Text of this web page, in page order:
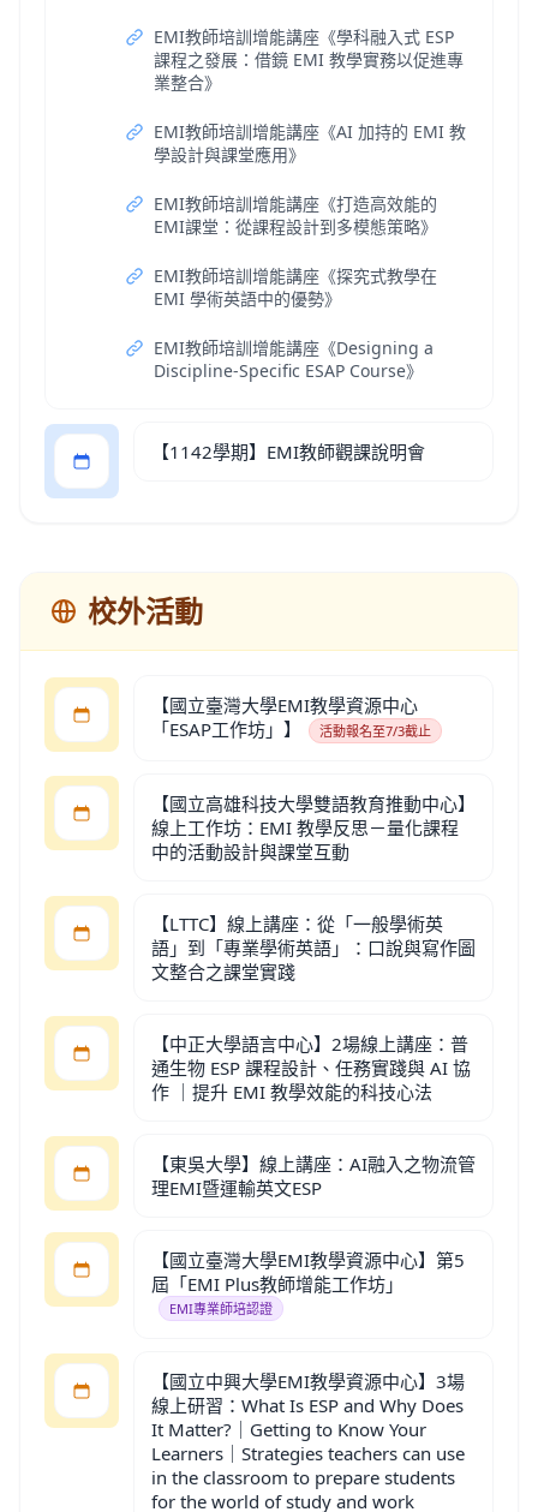
EMI教師培訓增能講座《學科融入式 ESP
課程之發展：借鏡 EMI 教學實務以促進專
業整合》
EMI教師培訓增能講座《AI 加持的 EMI 教
學設計與課堂應用》
EMI教師培訓增能講座《打造高效能的
EMI課堂：從課程設計到多模態策略》
EMI教師培訓增能講座《探究式教學在
EMI 學術英語中的優勢》
EMI教師培訓增能講座《Designing a
Discipline-Specific ESAP Course》
【1142學期】EMI教師觀課說明會
校外活動
【國立臺灣大學EMI教學資源中心
「ESAP工作坊」】
活動報名至7/3截止
【國立高雄科技大學雙語教育推動中心】
線上工作坊：EMI 教學反思－量化課程
中的活動設計與課堂互動
【LTTC】線上講座：從「一般學術英
語」到「專業學術英語」：口說與寫作圖
文整合之課堂實踐
【中正大學語言中心】2場線上講座：普
通生物 ESP 課程設計、任務實踐與 AI 協
作 ｜提升 EMI 教學效能的科技心法
【東吳大學】線上講座：AI融入之物流管
理EMI暨運輸英文ESP
【國立臺灣大學EMI教學資源中心】第5
屆「EMI Plus教師增能工作坊」
EMI專業師培認證
【國立中興大學EMI教學資源中心】3場
線上研習：What Is ESP and Why Does
It Matter?｜Getting to Know Your
Learners｜Strategies teachers can use
in the classroom to prepare students
for the world of study and work